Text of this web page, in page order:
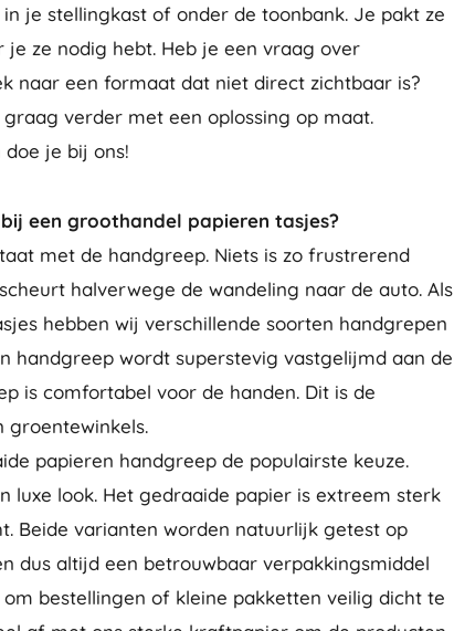
je stellingkast of onder de toonbank. Je pakt ze
ze nodig hebt. Heb je een vraag over
naar een formaat dat niet direct zichtbaar is?
verder met een oplossing op maat.
je bij ons!
een groothandel papieren tasjes?
met de handgreep. Niets is zo frustrerend
halverwege de wandeling naar de auto. Als
hebben wij verschillende soorten handgrepen
handgreep wordt superstevig vastgelijmd aan de
is comfortabel voor de handen. Dit is de
groentewinkels.
papieren handgreep de populairste keuze.
luxe look. Het gedraaide papier is extreem sterk
Beide varianten worden natuurlijk getest op
dus altijd een betrouwbaar verpakkingsmiddel
bestellingen of kleine pakketten veilig dicht te